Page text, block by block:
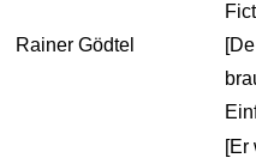
Rainer Gödtel
[Er